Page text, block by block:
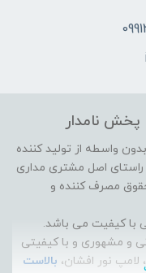
پخش نامدار
واسطه از تولید کننده
راستای اصل مشتری مداری
حقوق مصرف کننده و
با کیفیت می باشد.
و مشهوری و با کیفیتی
، لامپ نور افشان، بالاست